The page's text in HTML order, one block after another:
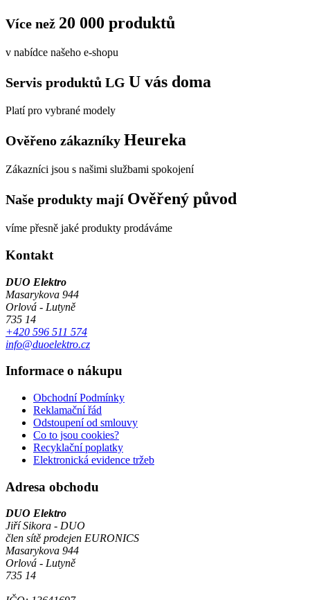
Více než 20 000 produktů
v nabídce našeho e-shopu
Servis produktů LG U vás doma
Platí pro vybrané modely
Ověřeno zákazníky Heureka
Zákazníci jsou s našimi službami spokojení
Naše produkty mají Ověřený původ
víme přesně jaké produkty prodáváme
Kontakt
DUO Elektro
Masarykova 944
Orlová - Lutyně
735 14
+420 596 511 574
info@duoelektro.cz
Informace o nákupu
Obchodní Podmínky
Reklamační řád
Odstoupení od smlouvy
Co to jsou cookies?
Recyklační poplatky
Elektronická evidence tržeb
Adresa obchodu
DUO Elektro
Jiří Sikora - DUO
člen sítě prodejen EURONICS
Masarykova 944
Orlová - Lutyně
735 14